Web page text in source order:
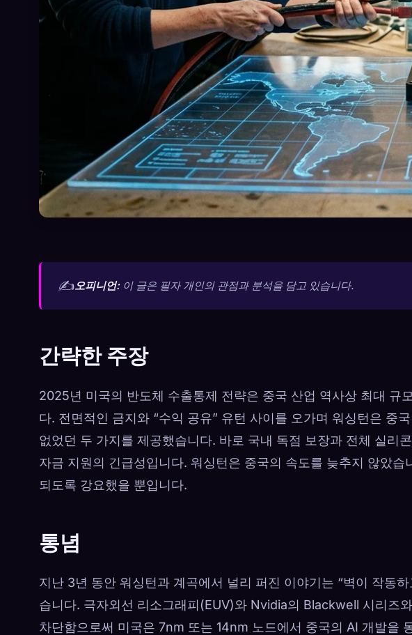
✍️오피니언:이 글은 필자 개인의 관점과 분석을 담고 있습니다.
간략한 주장
2025년 미국의 반도체 수출통제 전략은 중국 산업 역사상 최대 규
다. 전면적인 금지와 “수익 공유” 유턴 사이를 오가며 워싱턴은 중
없었던 두 가지를 제공했습니다. 바로 국내 독점 보장과 전체 실리
자금 지원의 긴급성입니다. 워싱턴은 중국의 속도를 늦추지 않았
되도록 강요했을 뿐입니다.
통념
지난 3년 동안 워싱턴과 계곡에서 널리 퍼진 이야기는 “벽이 작동
습니다. 극자외선 리소그래피(EUV)와 Nvidia의 Blackwell 시리즈
차단함으로써 미국은 7nm 또는 14nm 노드에서 중국의 AI 개발을